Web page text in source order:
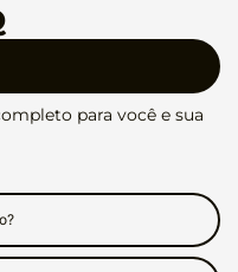
para você e sua